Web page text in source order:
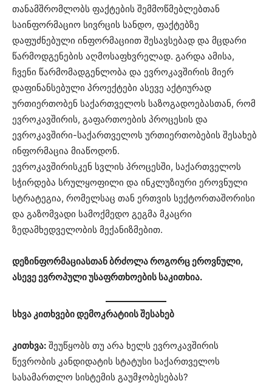
თანამშრომლობს ფაქტების შემმოწმებლებთან
საინფორმაციო სივრცის სანდო, ფაქტებზე
დაფუძნებული ინფორმაციით შესავსებად და მცდარი
წარმოდგენების აღმოსაფხვრელად. გარდა ამისა,
ჩვენი წარმომადგენლობა და ევროკავშირის მიერ
დაფინანსებული პროექტები ასევე აქტიურად
ურთიერთობენ საქართველოს საზოგადოებასთან, რომ
ევროკავშირის, გაფართოების პროცესის და
ევროკავშირი-საქართველოს ურთიერთობების შესახებ
ინფორმაცია მიაწოდონ.
ევროკავშირისკენ სვლის პროცესში, საქართველოს
სჭირდება სრულყოფილი და ინკლუზიური ეროვნული
სტრატეგია, რომელსაც თან ერთვის სექტორთაშორისი
და გაზომვადი სამოქმედო გეგმა მკაცრი
ზედამხედველობის მექანიზმებით.
დეზინფორმაციასთან ბრძოლა როგორც ეროვნული,
ასევე ევროპული უსაფრთხოების საკითხია.
სხვა კითხვები დემოკრატიის შესახებ
კითხვა: შეუწყობს თუ არა ხელს ევროკავშირის
წევრობის კანდიდატის სტატუსი საქართველოს
სასამართლო სისტემის გაუმჯობესებას?